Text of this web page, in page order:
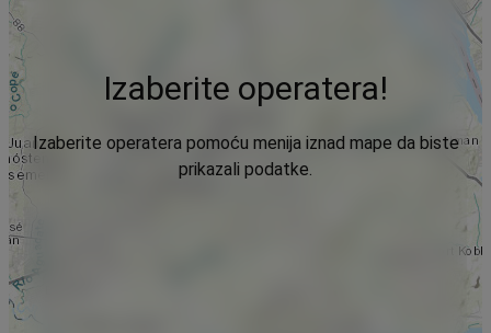
Izaberite operatera!
Izaberite operatera pomoću menija iznad mape da biste
prikazali podatke.